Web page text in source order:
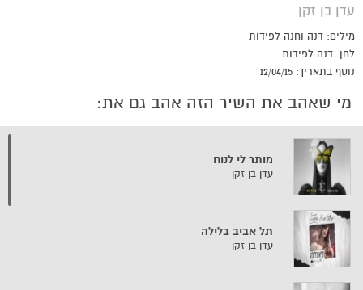
עדן בן זקן
מילים: דנה וחנה לפידות
לחן: דנה לפידות
נוסף בתאריך: 12/04/15
מי שאהב את השיר הזה אהב גם את:
מותר לי לנוח
עדן בן זקן
תל אביב בלילה
עדן בן זקן